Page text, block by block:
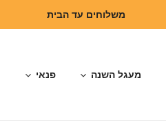
משלוחים עד הבית
מעגל השנה פנאי